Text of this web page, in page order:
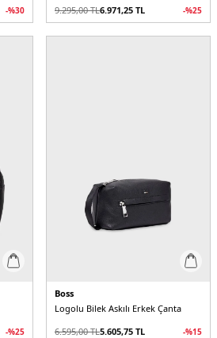
-%30
9.295,00TL6.971,25 TL -%25
-%25
Boss
Logolu Bilek Askılı Erkek Çanta
6.595,00TL5.605,75 TL -%15